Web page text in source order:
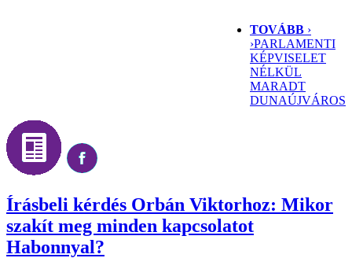
TOVÁBB ›
›PARLAMENTI
KÉPVISELET
NÉLKÜL
MARADT
DUNAÚJVÁROS
Írásbeli kérdés Orbán Viktorhoz: Mikor
szakít meg minden kapcsolatot
Habonnyal?